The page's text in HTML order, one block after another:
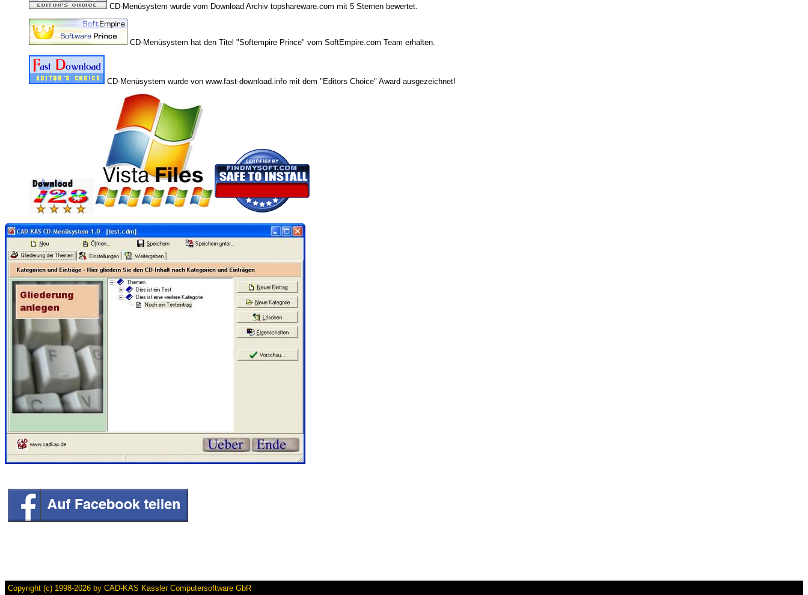
CD-Menüsystem wurde vom Download Archiv topshareware.com mit 5 Sternen bewertet.
CD-Menüsystem hat den Titel "Softempire Prince" vom SoftEmpire.com Team erhalten.
CD-Menüsystem wurde von www.fast-download.info mit dem "Editors Choice" Award ausgezeichnet!
Copyright (c) 1998-2026 by CAD-KAS Kassler Computersoftware GbR